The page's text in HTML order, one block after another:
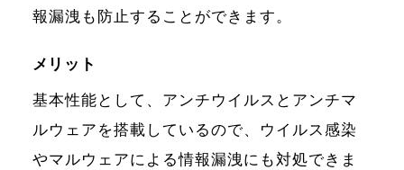
報漏洩も防止することができます。
メリット
基本性能として、アンチウイルスとアンチマ
ルウェアを搭載しているので、ウイルス感染
やマルウェアによる情報漏洩にも対処できま